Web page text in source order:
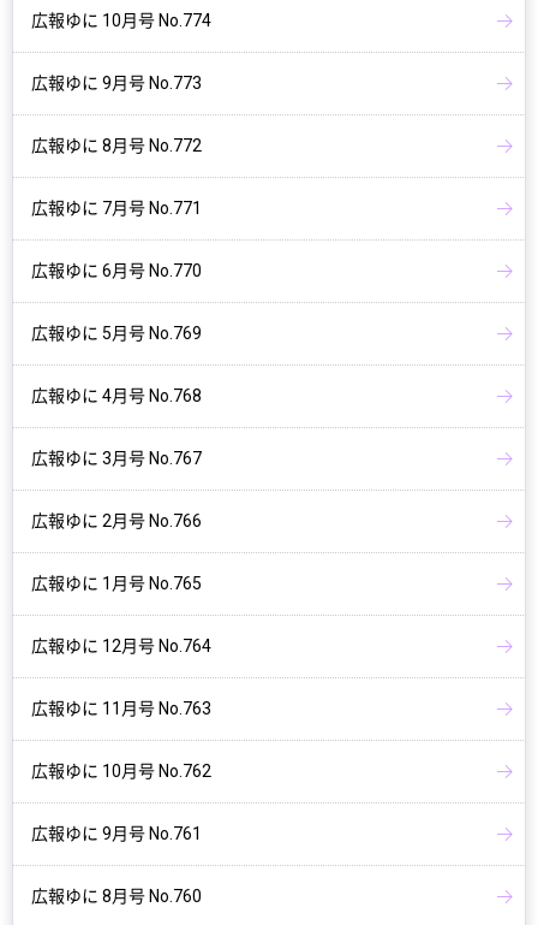
広報ゆに 10月号 No.774
広報ゆに 9月号 No.773
広報ゆに 8月号 No.772
広報ゆに 7月号 No.771
広報ゆに 6月号 No.770
広報ゆに 5月号 No.769
広報ゆに 4月号 No.768
広報ゆに 3月号 No.767
広報ゆに 2月号 No.766
広報ゆに 1月号 No.765
広報ゆに 12月号 No.764
広報ゆに 11月号 No.763
広報ゆに 10月号 No.762
広報ゆに 9月号 No.761
広報ゆに 8月号 No.760